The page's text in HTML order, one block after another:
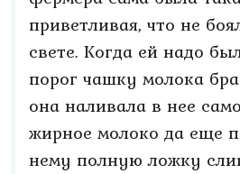
приветливая, что не
свете. Когда ей надо
порог чашку молока
она наливала в нее
жирное молоко да еще
нему полную ложку